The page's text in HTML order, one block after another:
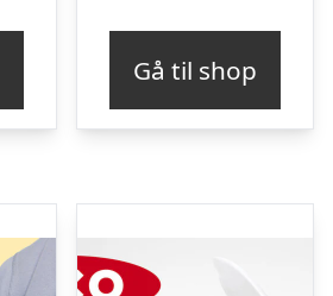
Gå til shop